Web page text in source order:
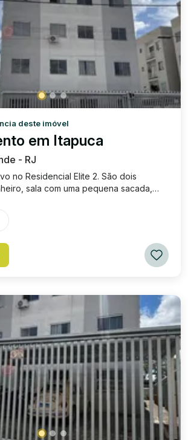
deste imóvel
em Itapuca
- RJ
no Residencial Elite 2. São dois
sala com uma pequena sacada,
financiado. Enquadra-se no Programa
Vida. Prédio sem elevador. Localizado